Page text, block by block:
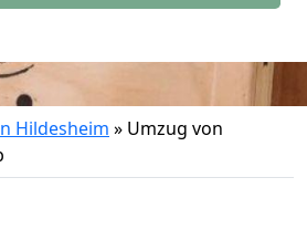
Hildesheim » Umzug von